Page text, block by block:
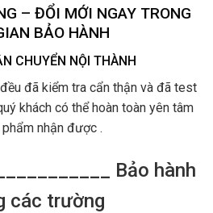
– ĐỔI MỚI NGAY TRONG
BẢO HÀNH
CHUYỂN NỘI THÀNH
đã kiểm tra cẩn thận và đã test
khách có thể hoàn toàn yên tâm
nhận được .
Bảo hành
các trường